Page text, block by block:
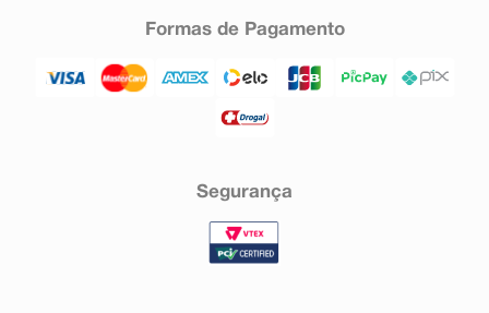
Formas de Pagamento
Segurança